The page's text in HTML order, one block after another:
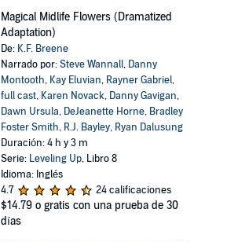
Magical Midlife Flowers (Dramatized
Adaptation)
De: K.F. Breene
Narrado por:Steve Wannall, Danny
Montooth, Kay Eluvian, Rayner Gabriel,
full cast, Karen Novack, Danny Gavigan,
Dawn Ursula, DeJeanette Horne, Bradley
Foster Smith, R.J. Bayley, Ryan Dalusung
Duración: 4 h y 3 m
Serie: Leveling Up, Libro 8
Idioma: Inglés
4.7
24 calificaciones
$14.79 o gratis con una prueba de 30
días